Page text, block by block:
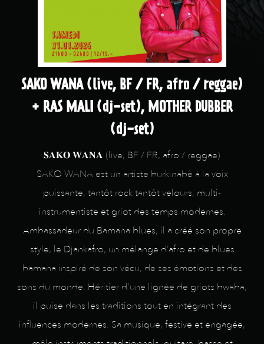
SAKO WANA (live, BF / FR, afro / reggae)
+ RAS MALI (dj-set), MOTHER DUBBER
(dj-set)
𝐒𝐀𝐊𝐎 𝐖𝐀𝐍𝐀 (live, BF / FR, afro / reggae)
SAKO WANA est un artiste burkinabè à la voix
puissante, tantôt rock tantôt velours, multi-
instrumentiste et griot des temps modernes.
Ambassadeur du Bamana blues, il a créé son propre
style, le Djankafro, un mélange d’afro et de blues
bamana inspiré de son vécu, de ses émotions et des
sons du monde. Héritier d’une lignée de griots bwaba,
il puise dans les traditions tout en intégrant des
influences modernes. Sa musique, festive et engagée,